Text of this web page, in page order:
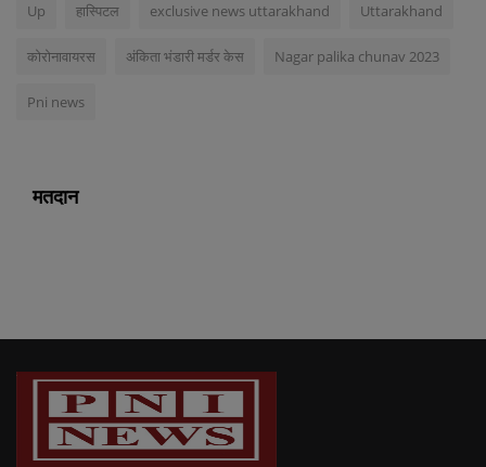
Up हास्पिटल exclusive news uttarakhand Uttarakhand
कोरोनावायरस अंकिता भंडारी मर्डर केस Nagar palika chunav 2023
Pni news
मतदान